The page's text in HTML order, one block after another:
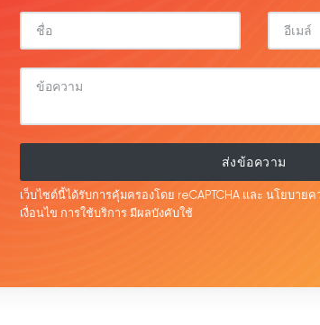
ส่งข้อความ
เว็บไซต์นี้ได้รับการคุ้มครองโดย reCAPTCHA และ นโยบายค
เงื่อนไข การใช้บริการ มีผลบังคับใช้